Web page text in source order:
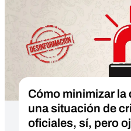
Cómo minimizar
una situación de
oficiales, sí, pero